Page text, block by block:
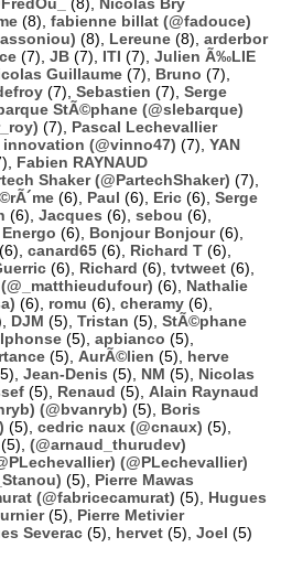
(8), fabienne billat (@fadouce)
(8), Lereune (8), arderbor
(7), JB (7), ITI (7), Julien Ã‰LIE
Guillaume (7), Bruno (7),
(7), Sebastien (7), Serge
StÃ©phane (@slebarque)
(7), Pascal Lechevallier
(@vinno47) (7), YAN
Fabien RAYNAUD
Shaker (@PartechShaker) (7),
(6), Paul (6), Eric (6), Serge
(6), Jacques (6), sebou (6),
Energo (6), Bonjour Bonjour(6),
(6), canard65 (6), Richard T (6),
(6), Richard (6), tvtweet (6),
(6), Nathalie
(6), romu (6), cheramy (6),
DJM (5), Tristan (5), StÃ©phane
(5), apbianco (5),
(5), AurÃ©lien (5), herve
Jean-Denis (5), NM (5), Nicolas
(5), Renaud (5), Alain Raynaud
(@bvanryb) (5), Boris
(5), cedric naux (@cnaux) (5),
(5), (@arnaud_thurudev)
(@PLechevallier)
(5), Pierre Mawas
(@fabricecamurat) (5), Hugues
(5), Pierre Metivier
Severac (5), hervet (5), Joel (5)